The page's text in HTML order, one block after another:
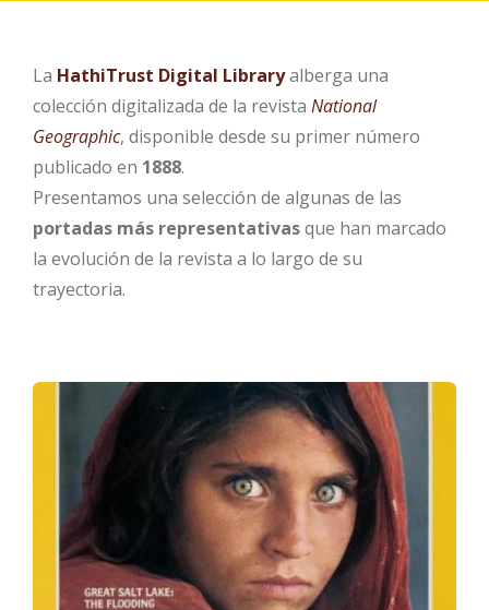
La HathiTrust Digital Libraryalberga una
colección digitalizada de la revista National
Geographic, disponible desde su primer número
publicado en 1888.
Presentamos una selección de algunas de las
portadas más representativasque han marcado
la evolución de la revista a lo largo de su
trayectoria.
A lo largo de la frontera devastada por la
guerra de Afganistán
. Fotografía de Steve
McCurry que retrata a una una niña de 12
años en el campo de refugiados de Nasir
Bagh, Pakistán. Portada del número de junio
de 1985.